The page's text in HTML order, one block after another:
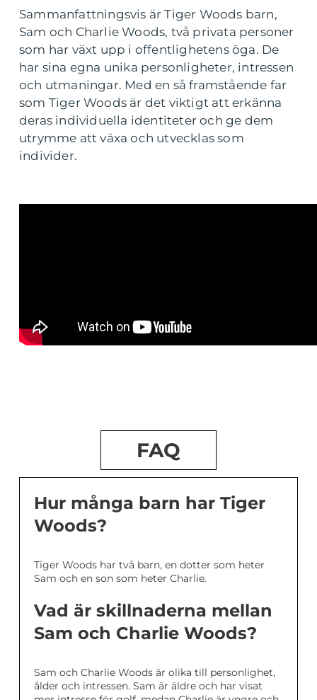
Sammanfattningsvis är Tiger Woods barn,
Sam och Charlie Woods, två privata personer
som har växt upp i offentlighetens öga. De
har sina egna unika personligheter, intressen
och utmaningar. Med en så framstående far
som Tiger Woods är det viktigt att erkänna
deras individuella identiteter och ge dem
utrymme att växa och utvecklas som
individer.
FAQ
Hur många barn har Tiger
Woods?
Tiger Woods har två barn, en dotter som heter
Sam och en son som heter Charlie.
Vad är skillnaderna mellan
Sam och Charlie Woods?
Sam och Charlie Woods är olika till personlighet,
ålder och intressen. Sam är äldre och har visat